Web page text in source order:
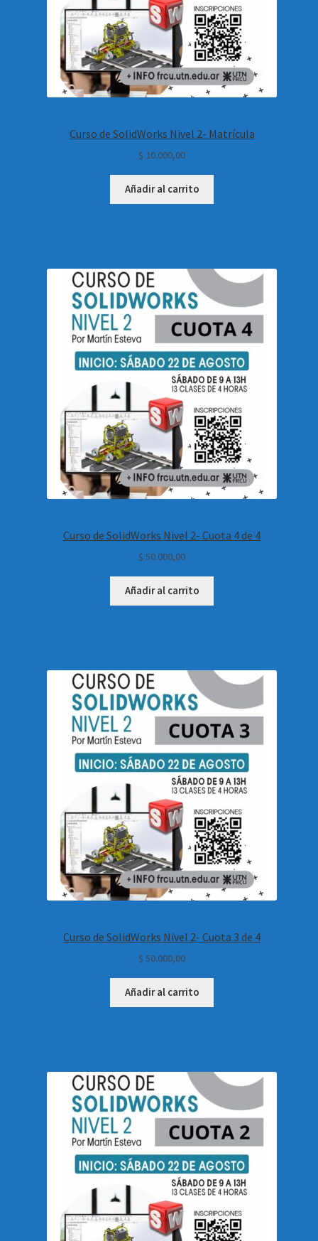
Curso de SolidWorks Nivel 2- Matrícula
$ 10.000,00
Añadir al carrito
Curso de SolidWorks Nivel 2- Cuota 4 de 4
$ 50.000,00
Añadir al carrito
Curso de SolidWorks Nivel 2- Cuota 3 de 4
$ 50.000,00
Añadir al carrito